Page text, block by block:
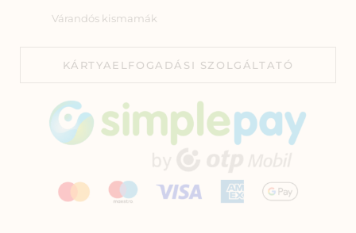
Várandós kismamák
KÁRTYAELFOGADÁSI SZOLGÁLTATÓ